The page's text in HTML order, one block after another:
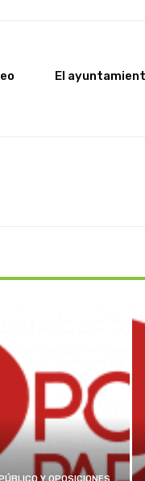
El
Y OPOSICIONES